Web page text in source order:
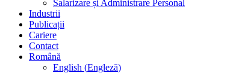
Salarizare și Administrare Personal
Industrii
Publicații
Cariere
Contact
Română
English (Engleză)